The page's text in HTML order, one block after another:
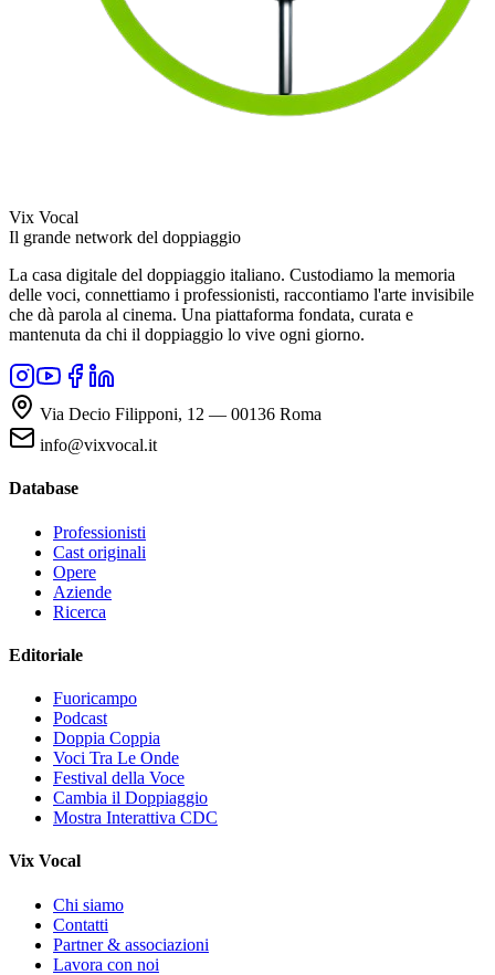
Vix Vocal
Il grande network del doppiaggio
La casa digitale del doppiaggio italiano. Custodiamo la memoria
delle voci, connettiamo i professionisti, raccontiamo l'arte invisibile
che dà parola al cinema. Una piattaforma fondata, curata e
mantenuta da chi il doppiaggio lo vive ogni giorno.
Via Decio Filipponi, 12 — 00136 Roma
info@vixvocal.it
Database
Professionisti
Cast originali
Opere
Aziende
Ricerca
Editoriale
Fuoricampo
Podcast
Doppia Coppia
Voci Tra Le Onde
Festival della Voce
Cambia il Doppiaggio
Mostra Interattiva CDC
Vix Vocal
Chi siamo
Contatti
Partner & associazioni
Lavora con noi